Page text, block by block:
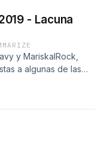
- Lacuna
y MariskalRock,
a algunas de las
fronteras.